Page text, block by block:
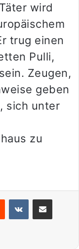
wird
trug einen
Pulli,
Zeugen,
geben
sich unter
zu
Reddit VKontakteTeile per E-Mail